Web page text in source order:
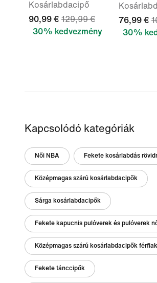
Kosárlabdacipő
90,99 € 129,99 €
30% kedvezmény
76,99 €
30%
Kapcsolódó kategóriák
Női NBA Fekete kosárlabdás
Középmagas szárú kosárlabdacipők
Sárga kosárlabdacipők
Fekete kapucnis pulóverek és pulóverek
Középmagas szárú kosárlabdacipők
Fekete tánccipők